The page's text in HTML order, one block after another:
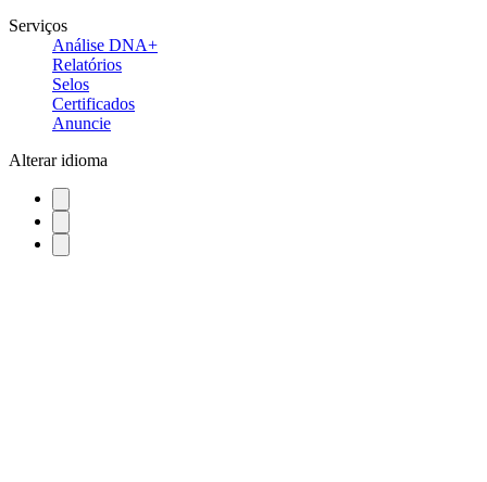
Serviços
Análise DNA+
Relatórios
Selos
Certificados
Anuncie
Alterar idioma